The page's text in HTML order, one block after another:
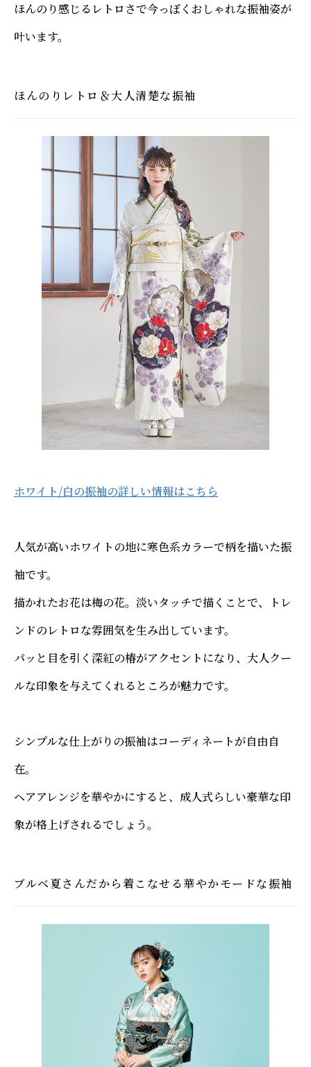
ほんのり感じるレトロさで今っぽくおしゃれな振袖姿が
叶います。
ほんのりレトロ＆大人清楚な振袖
ホワイト/白の振袖の詳しい情報はこちら
人気が高いホワイトの地に寒色系カラーで柄を描いた振
袖です。
描かれたお花は梅の花。淡いタッチで描くことで、トレ
ンドのレトロな雰囲気を生み出しています。
パッと目を引く深紅の椿がアクセントになり、大人クー
ルな印象を与えてくれるところが魅力です。
シンプルな仕上がりの振袖はコーディネートが自由自
在。
ヘアアレンジを華やかにすると、成人式らしい豪華な印
象が格上げされるでしょう。
ブルベ夏さんだから着こなせる華やかモードな振袖